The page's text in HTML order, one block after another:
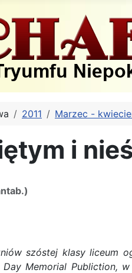
2011 Marzec -
i
szóstej klasy liceum
Memorial Publiction, w